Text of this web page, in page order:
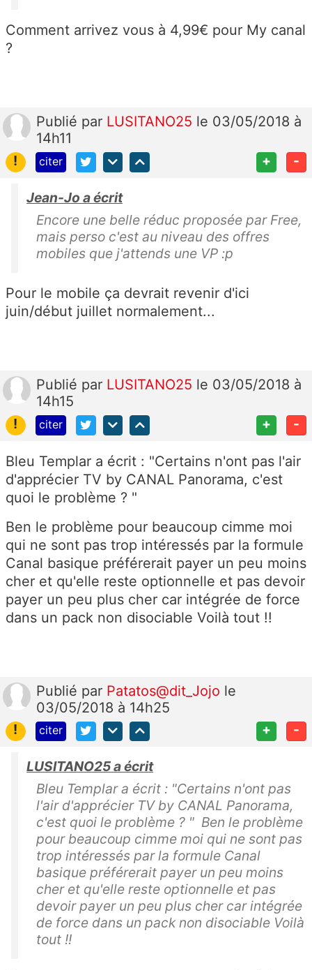
Comment arrivez vous à 4,99€ pour My canal
?
Publié par LUSITANO25 le 03/05/2018 à
14h11
!
citer + -
Jean-Jo a écrit
Encore une belle réduc proposée par Free,
mais perso c'est au niveau des offres
mobiles que j'attends une VP :p
Pour le mobile ça devrait revenir d'ici
juin/début juillet normalement...
Publié par LUSITANO25 le 03/05/2018 à
14h15
!
citer + -
Bleu Templar a écrit : "Certains n'ont pas l'air
d'apprécier TV by CANAL Panorama, c'est
quoi le problème ? "
Ben le problème pour beaucoup cimme moi
qui ne sont pas trop intéressés par la formule
Canal basique préférerait payer un peu moins
cher et qu'elle reste optionnelle et pas devoir
payer un peu plus cher car intégrée de force
dans un pack non disociable Voilà tout !!
Publié par Patatos@dit_Jojo le
03/05/2018 à 14h25
!
citer + -
LUSITANO25 a écrit
Bleu Templar a écrit : "Certains n'ont pas
l'air d'apprécier TV by CANAL Panorama,
c'est quoi le problème ? " Ben le problème
pour beaucoup cimme moi qui ne sont pas
trop intéressés par la formule Canal
basique préférerait payer un peu moins
cher et qu'elle reste optionnelle et pas
devoir payer un peu plus cher car intégrée
de force dans un pack non disociable Voilà
tout !!